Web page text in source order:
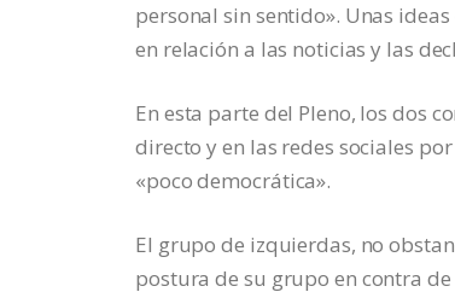
personal sin sentido». Unas
en relación a las noticias y las
En esta parte del Pleno, los dos
directo y en las redes sociales
«poco democrática».
El grupo de izquierdas, no
postura de su grupo en contra